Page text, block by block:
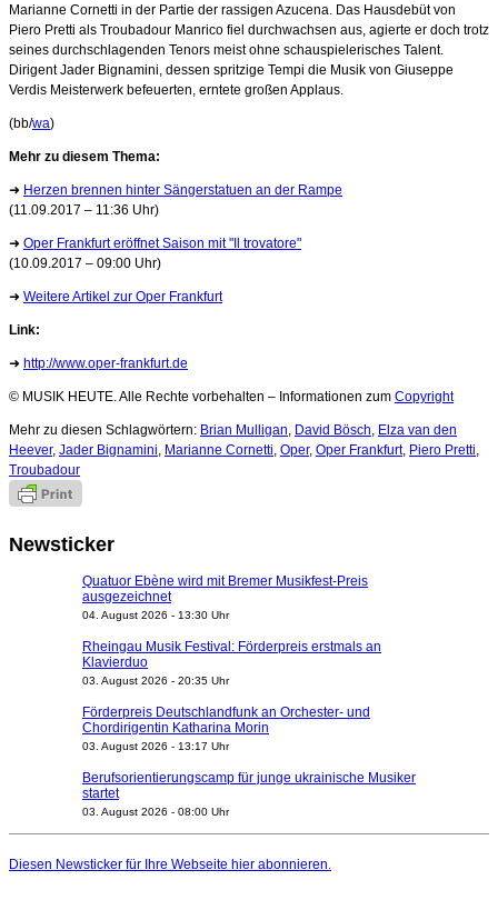
Marianne Cornetti in der Partie der rassigen Azucena. Das Hausdebüt von
Piero Pretti als Troubadour Manrico fiel durchwachsen aus, agierte er doch trotz
seines durchschlagenden Tenors meist ohne schauspielerisches Talent.
Dirigent Jader Bignamini, dessen spritzige Tempi die Musik von Giuseppe
Verdis Meisterwerk befeuerten, erntete großen Applaus.
(bb/wa)
Mehr zu diesem Thema:
➜ Herzen brennen hinter Sängerstatuen an der Rampe
(11.09.2017 – 11:36 Uhr)
➜ Oper Frankfurt eröffnet Saison mit "Il trovatore"
(10.09.2017 – 09:00 Uhr)
➜ Weitere Artikel zur Oper Frankfurt
Link:
➜ http://www.oper-frankfurt.de
© MUSIK HEUTE. Alle Rechte vorbehalten – Informationen zum Copyright
Mehr zu diesen Schlagwörtern: Brian Mulligan, David Bösch, Elza van den
Heever, Jader Bignamini, Marianne Cornetti, Oper, Oper Frankfurt, Piero Pretti,
Troubadour
Newsticker
Quatuor Ebène wird mit Bremer Musikfest-Preis
ausgezeichnet
04. August 2026 - 13:30 Uhr
Rheingau Musik Festival: Förderpreis erstmals an
Klavierduo
03. August 2026 - 20:35 Uhr
Förderpreis Deutschlandfunk an Orchester- und
Chordirigentin Katharina Morin
03. August 2026 - 13:17 Uhr
Berufsorientierungscamp für junge ukrainische Musiker
startet
03. August 2026 - 08:00 Uhr
Nationaltheater Mannheim
Diesen Newsticker für Ihre Webseite hier abonnieren.